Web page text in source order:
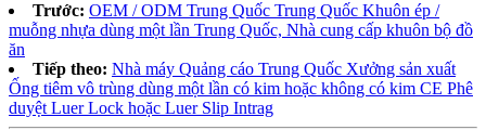
Trước: OEM / ODM Trung Quốc Trung Quốc Khuôn ép /
muỗng nhựa dùng một lần Trung Quốc, Nhà cung cấp khuôn bộ đồ
ăn
Tiếp theo: Nhà máy Quảng cáo Trung Quốc Xưởng sản xuất
Ống tiêm vô trùng dùng một lần có kim hoặc không có kim CE Phê
duyệt Luer Lock hoặc Luer Slip Intrag